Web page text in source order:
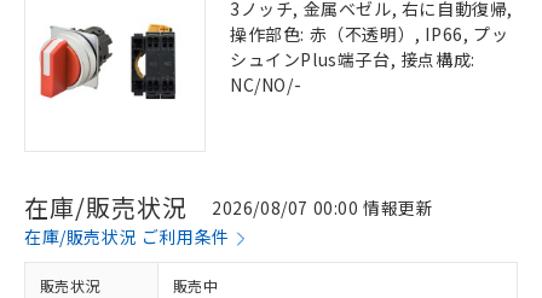
3ノッチ, 金属ベゼル, 右に自動復帰,
操作部色: 赤（不透明）, IP66, プッ
シュインPlus端子台, 接点構成:
NC/NO/-
在庫/販売状況
2026/08/07 00:00 情報更新
在庫/販売状況 ご利用条件
販売状況 販売中